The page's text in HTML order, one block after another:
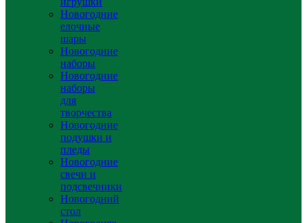
Новогодние
елочные
шары
Новогодние
наборы
Новогодние
наборы
для
творчества
Новогодние
подушки и
пледы
Новогодние
свечи и
подсвечники
Новогодний
стол